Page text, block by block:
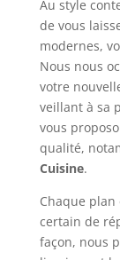
Au style
de vous
modernes,
Nous nous
votre
veillant à sa
vous
qualité,
Cuisine.
Chaque
certain de
façon, nous